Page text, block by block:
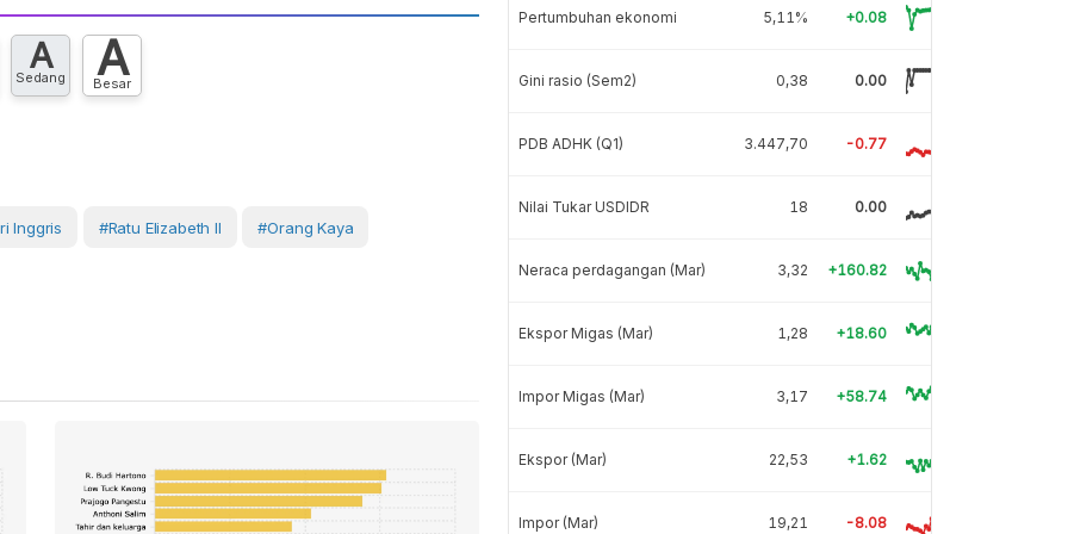
A
Sedang A
Besar
Inggris #Ratu Elizabeth II #orang Kaya
Pertumbuhan ekonomi 5,11% +0.08
Gini rasio (Sem2) 0,38 0.00
PDB ADHK (Q1) 3.447,70 -0.77
Nilai Tukar USDIDR 18 0.00
Neraca perdagangan (Mar) 3,32 +160.82
Ekspor Migas (Mar) 1,28 +18.60
Impor Migas (Mar) 3,17 +58.74
Ekspor (Mar) 22,53 +1.62
Impor (Mar) 19,21 -8.08